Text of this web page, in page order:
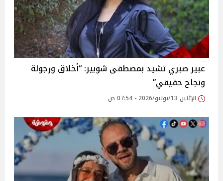
عبير صبري تشيد بمصطفى شوبير: “أخلاق ورجولة
ونجاح حقيقي”
الإثنين 13/يوليو/2026 - 07:54 ص